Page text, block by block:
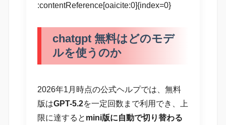
:contentReference[oaicite:0]{index=0}
chatgpt 無料はどのモデ
ルを使うのか
2026年1月時点の公式ヘルプでは、無料
版はGPT-5.2を一定回数まで利用でき、上
限に達すると mini版に自動で切り替わる